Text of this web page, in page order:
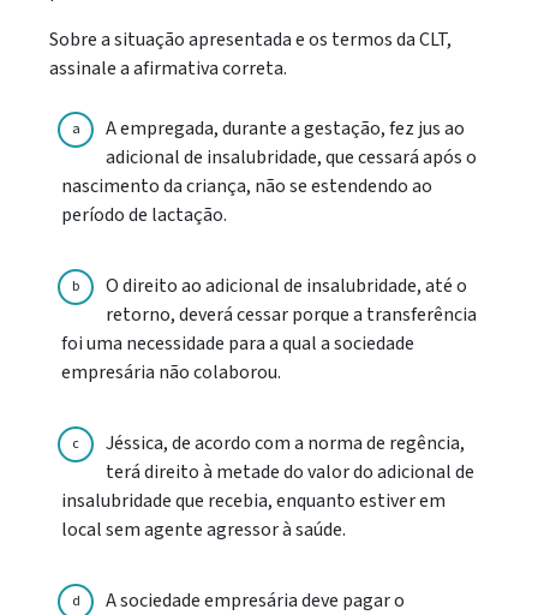
Sobre a situação apresentada e os termos da CLT,
assinale a afirmativa correta.
a
A empregada, durante a gestação, fez jus ao
adicional de insalubridade, que cessará após o
nascimento da criança, não se estendendo ao
período de lactação.
b
O direito ao adicional de insalubridade, até o
retorno, deverá cessar porque a transferência
foi uma necessidade para a qual a sociedade
empresária não colaborou.
c
Jéssica, de acordo com a norma de regência,
terá direito à metade do valor do adicional de
insalubridade que recebia, enquanto estiver em
local sem agente agressor à saúde.
d
A sociedade empresária deve pagar o